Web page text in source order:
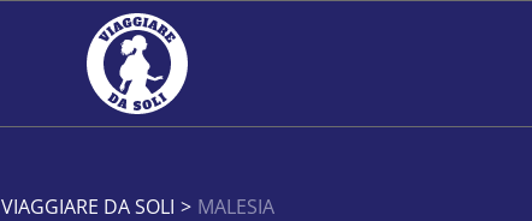
VIAGGIARE DA SOLI > MALESIA